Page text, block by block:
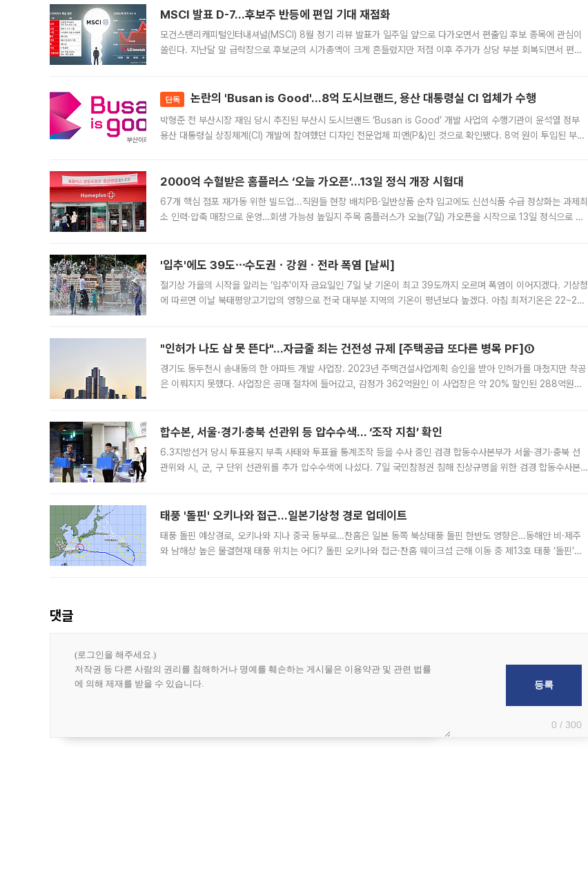
MSCI 발표 D-7…후보주 반등에 편입 기대 재점화
모건스탠리캐피털인터내셔널(MSCI) 8월 정기 리뷰 발표가 일주일 앞으로 다가오면서 편출입 후보 종목에 관심이
쏠린다. 지난달 말 급락장으로 후보군의 시가총액이 크게 흔들렸지만 저점 이후 주가가 상당 부분 회복되면서 편입
단독 논란의 'Busan is Good'…8억 도시브랜드, 용산 대통령실 CI 업체가 수행
박형준 전 부산시장 재임 당시 추진된 부산시 도시브랜드 ‘Busan is Good’ 개발 사업의 수행기관이 윤석열 정부
용산 대통령실 상징체계(CI) 개발에 참여했던 디자인 전문업체 피앤(P&)인 것으로 확인됐다. 8억 원이 투입된 부산
2000억 수혈받은 홈플러스 ‘오늘 가오픈’...13일 정식 개장 시험대
67개 핵심 점포 재가동 위한 빌드업...직원들 현장 배치PB·일반상품 순차 입고에도 신선식품 수급 정상화는 과제최
소 인력·압축 매장으로 운영…회생 가능성 높일지 주목 홈플러스가 오늘(7일) 가오픈을 시작으로 13일 정식으로 재
'입추'에도 39도⋯수도권ㆍ강원ㆍ전라 폭염 [날씨]
절기상 가을의 시작을 알리는 ‘입추’이자 금요일인 7일 낮 기온이 최고 39도까지 오르며 폭염이 이어지겠다. 기상청
에 따르면 이날 북태평양고기압의 영향으로 전국 대부분 지역의 기온이 평년보다 높겠다. 아침 최저기온은 22~27
"인허가 나도 삽 못 뜬다"…자금줄 죄는 건전성 규제 [주택공급 또다른 병목 PF]①
경기도 동두천시 송내동의 한 아파트 개발 사업장. 2023년 주택건설사업계획 승인을 받아 인허가를 마쳤지만 착공
은 이뤄지지 못했다. 사업장은 공매 절차에 들어갔고, 감정가 362억원인 이 사업장은 약 20% 할인된 288억원에
합수본, 서울·경기·충북 선관위 등 압수수색… ‘조작 지침’ 확인
6.3지방선거 당시 투표용지 부족 사태와 투표율 통계조작 등을 수사 중인 검경 합동수사본부가 서울·경기·충북 선
관위와 시, 군, 구 단위 선관위를 추가 압수수색에 나섰다. 7일 국민참정권 침해 진상규명을 위한 검경 합동수사본
태풍 '돌핀' 오키나와 접근…일본기상청 경로 업데이트
태풍 돌핀 예상경로, 오키나와 지나 중국 동부로…찬홈은 일본 동쪽 북상태풍 돌핀 한반도 영향은…동해안 비·제주
와 남해상 높은 물결현재 태풍 위치는 어디? 돌핀 오키나와 접근·찬홈 웨이크섬 근해 이동 중 제13호 태풍 ‘돌핀’이
댓글
0 / 300